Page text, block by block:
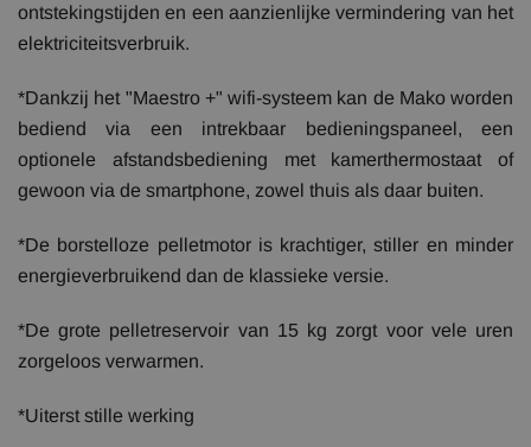
ontstekingstijden en een aanzienlijke vermindering van het
elektriciteitsverbruik.
*Dankzij het "Maestro +" wifi-systeem kan de Mako worden
bediend via een intrekbaar bedieningspaneel, een
optionele afstandsbediening met kamerthermostaat of
gewoon via de smartphone, zowel thuis als daar buiten.
*De borstelloze pelletmotor is krachtiger, stiller en minder
energieverbruikend dan de klassieke versie.
*De grote pelletreservoir van 15 kg zorgt voor vele uren
zorgeloos verwarmen.
*Uiterst stille werking